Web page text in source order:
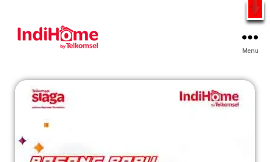
Gratis Pasang Dengan Bayar PDD2 | WiFi 200Rb an By
Menu